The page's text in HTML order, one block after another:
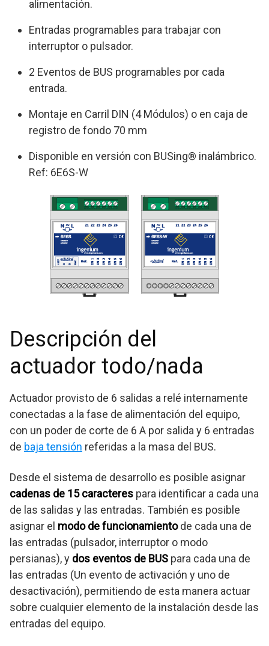
alimentación.
Entradas programables para trabajar con
interruptor o pulsador.
2 Eventos de BUS programables por cada
entrada.
Montaje en Carril DIN (4 Módulos) o en caja de
registro de fondo 70 mm
Disponible en versión con BUSing® inalámbrico.
Ref: 6E6S-W
Descripción del
actuador todo/nada
Actuador provisto de 6 salidas a relé internamente
conectadas a la fase de alimentación del equipo,
con un poder de corte de 6 A por salida y 6 entradas
de baja tensión referidas a la masa del BUS.
Desde el sistema de desarrollo es posible asignar
cadenas de 15 caracteres para identificar a cada una
de las salidas y las entradas. También es posible
asignar el modo de funcionamientode cada una de
las entradas (pulsador, interruptor o modo
persianas), y dos eventos de BUS para cada una de
las entradas (Un evento de activación y uno de
desactivación), permitiendo de esta manera actuar
sobre cualquier elemento de la instalación desde las
entradas del equipo.